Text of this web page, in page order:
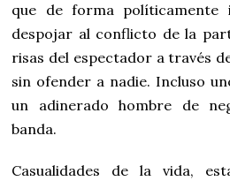
que de forma políticamente
despojar al conflicto de la
risas del espectador a través
sin ofender a nadie. Incluso
un adinerado hombre de
banda.
Casualidades de la vida,